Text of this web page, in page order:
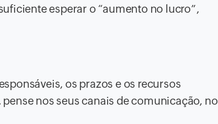
esperar o “aumento no lucro”,
os prazos e os recursos
nos seus canais de comunicação, no